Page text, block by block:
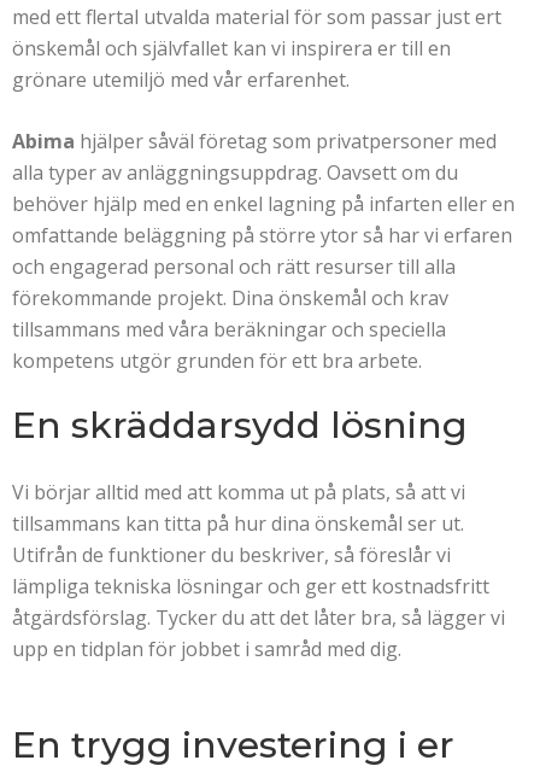
med ett flertal utvalda material för som passar just ert
önskemål och självfallet kan vi inspirera er till en
grönare utemiljö med vår erfarenhet.
Abima hjälper såväl företag som privatpersoner med
alla typer av anläggningsuppdrag. Oavsett om du
behöver hjälp med en enkel lagning på infarten eller en
omfattande beläggning på större ytor så har vi erfaren
och engagerad personal och rätt resurser till alla
förekommande projekt. Dina önskemål och krav
tillsammans med våra beräkningar och speciella
kompetens utgör grunden för ett bra arbete.
En skräddarsydd lösning
Vi börjar alltid med att komma ut på plats, så att vi
tillsammans kan titta på hur dina önskemål ser ut.
Utifrån de funktioner du beskriver, så föreslår vi
lämpliga tekniska lösningar och ger ett kostnadsfritt
åtgärdsförslag. Tycker du att det låter bra, så lägger vi
upp en tidplan för jobbet i samråd med dig.
En trygg investering i er